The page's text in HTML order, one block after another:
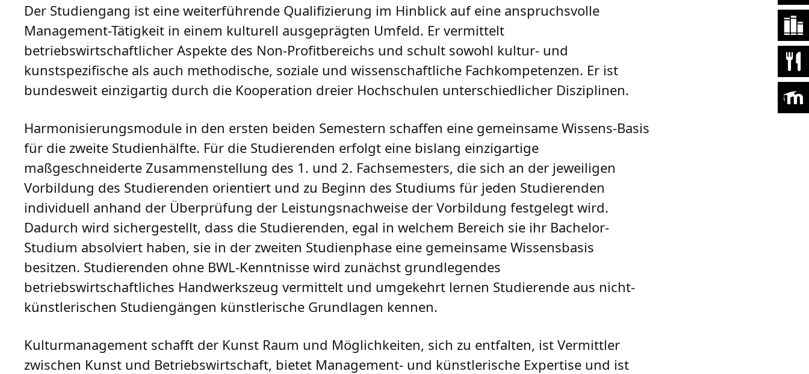
Der Studiengang ist eine weiterführende Qualifizierung im Hinblick auf eine anspruchsvolle
Management-Tätigkeit in einem kulturell ausgeprägten Umfeld. Er vermittelt
betriebswirtschaftlicher Aspekte des Non-Profitbereichs und schult sowohl kultur- und
kunstspezifische als auch methodische, soziale und wissenschaftliche Fachkompetenzen. Er ist
bundesweit einzigartig durch die Kooperation dreier Hochschulen unterschiedlicher Disziplinen.
Harmonisierungsmodule in den ersten beiden Semestern schaffen eine gemeinsame Wissens-Basis
für die zweite Studienhälfte. Für die Studierenden erfolgt eine bislang einzigartige
maßgeschneiderte Zusammenstellung des 1. und 2. Fachsemesters, die sich an der jeweiligen
Vorbildung des Studierenden orientiert und zu Beginn des Studiums für jeden Studierenden
individuell anhand der Überprüfung der Leistungsnachweise der Vorbildung festgelegt wird.
Dadurch wird sichergestellt, dass die Studierenden, egal in welchem Bereich sie ihr Bachelor-
Studium absolviert haben, sie in der zweiten Studienphase eine gemeinsame Wissensbasis
besitzen. Studierenden ohne BWL-Kenntnisse wird zunächst grundlegendes
betriebswirtschaftliches Handwerkszeug vermittelt und umgekehrt lernen Studierende aus nicht-
künstlerischen Studiengängen künstlerische Grundlagen kennen.
Kulturmanagement schafft der Kunst Raum und Möglichkeiten, sich zu entfalten, ist Vermittler
zwischen Kunst und Betriebswirtschaft, bietet Management- und künstlerische Expertise und ist